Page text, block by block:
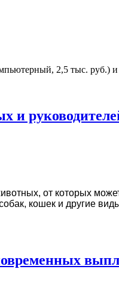
2,5 тыс. руб.) и
и
от которых
кошек и другие